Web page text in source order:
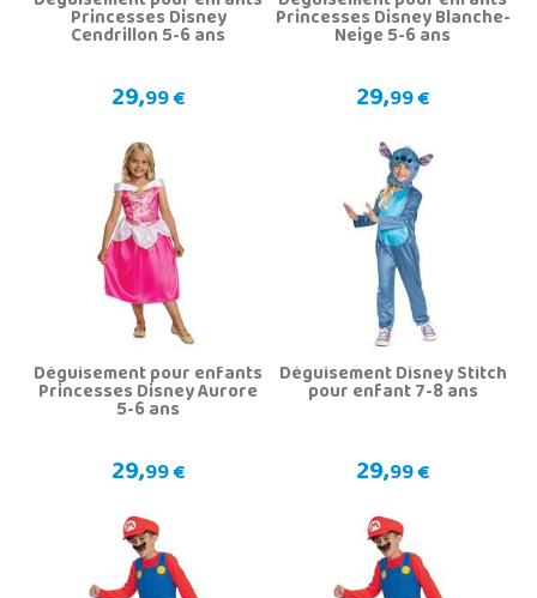
Princesses Disney
Cendrillon 5-6 ans
29,99 €
Princesses Disney Blanche-
Neige 5-6 ans
29,99 €
Déguisement pour enfants
Princesses Disney Aurore
5-6 ans
29,99 €
Déguisement Disney Stitch
pour enfant 7-8 ans
29,99 €